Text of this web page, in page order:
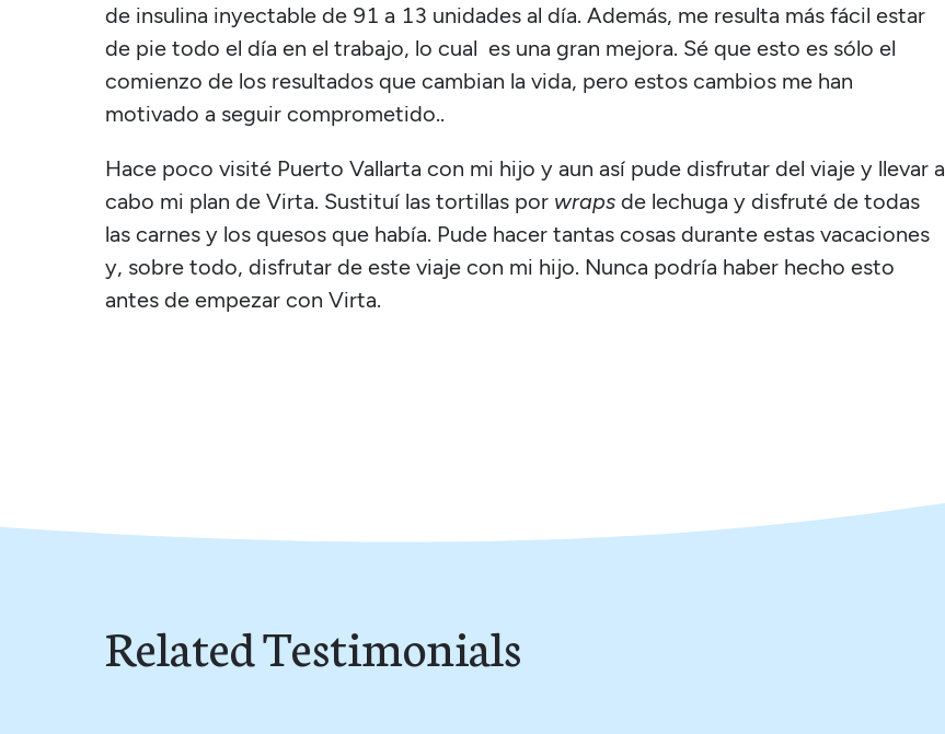
de insulina inyectable de 91 a 13 unidades al día. Además, me resulta más fácil estar
de pie todo el día en el trabajo, lo cual es una gran mejora. Sé que esto es sólo el
comienzo de los resultados que cambian la vida, pero estos cambios me han
motivado a seguir comprometido..
Hace poco visité Puerto Vallarta con mi hijo y aun así pude disfrutar del viaje y llevar a
cabo mi plan de Virta. Sustituí las tortillas por wrapsde lechuga y disfruté de todas
las carnes y los quesos que había. Pude hacer tantas cosas durante estas vacaciones
y, sobre todo, disfrutar de este viaje con mi hijo. Nunca podría haber hecho esto
antes de empezar con Virta.
Related Testimonials